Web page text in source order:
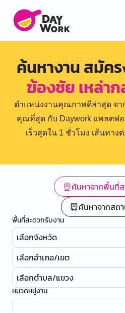
ค้นหางาน สมัค
ฆ้องชัย เหล่าก
ตำแหน่งงานคุณภาพดีล่าสุด จ
คุณที่สุด กับ Daywork แพลตฟ
เร็วสุดใน 1 ชั่วโมง เส้นทา
ค้นหาจากพื้นที่ส
ค้นหาจากสถ
พื้นที่สะดวกรับงาน
เลือกจังหวัด
เลือกอำเภอ/เขต
เลือกตำบล/แขวง
หมวดหมู่งาน